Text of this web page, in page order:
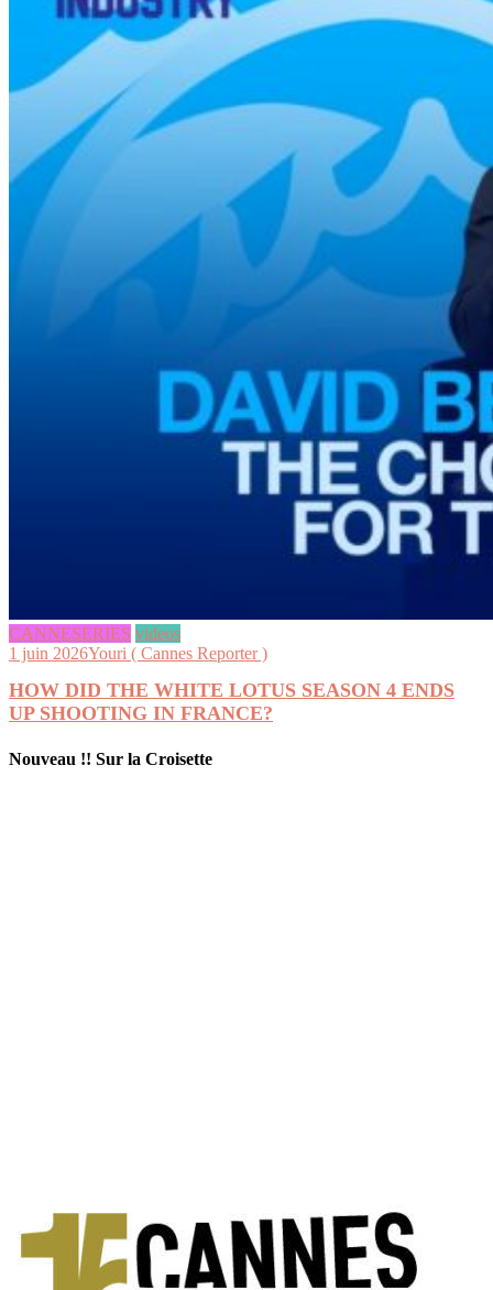
CANNESERIES videos
1 juin 2026Youri ( Cannes Reporter )
HOW DID THE WHITE LOTUS SEASON 4 ENDS
UP SHOOTING IN FRANCE?
Nouveau !! Sur la Croisette